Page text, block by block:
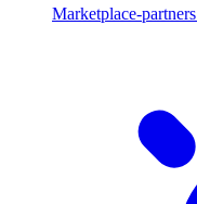
Marketplace-partners